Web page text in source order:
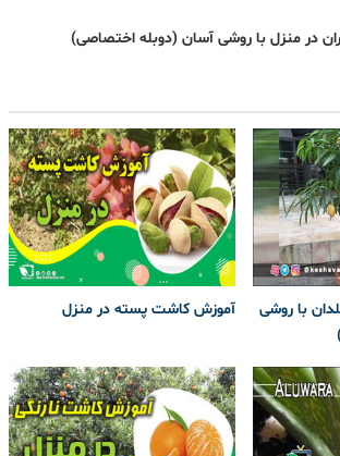
در منزل با روشی آسان (دوبله اختصاصی)
با روشی
آموزش کاشت پسته در منزل